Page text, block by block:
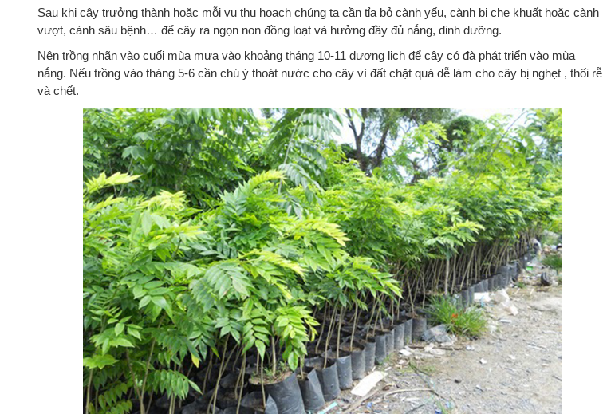
Sau khi cây trưởng thành hoặc mỗi vụ thu hoạch chúng ta cần tỉa bỏ cành yếu, cành bị che khuất hoặc cành
vượt, cành sâu bệnh… để cây ra ngọn non đồng loạt và hưởng đầy đủ nắng, dinh dưỡng.
Nên trồng nhãn vào cuối mùa mưa vào khoảng tháng 10-11 dương lịch để cây có đà phát triển vào mùa
nắng. Nếu trồng vào tháng 5-6 cần chú ý thoát nước cho cây vì đất chặt quá dễ làm cho cây bị nghẹt , thối rễ
và chết.